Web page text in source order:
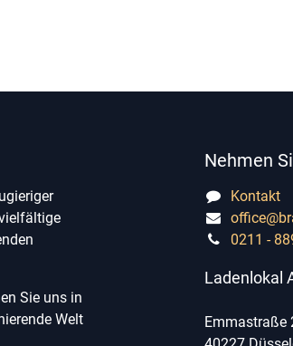
Sie uns in
Welt
Nehmen
Kontakt
0211 -
Ladenlokal
Emmastraße